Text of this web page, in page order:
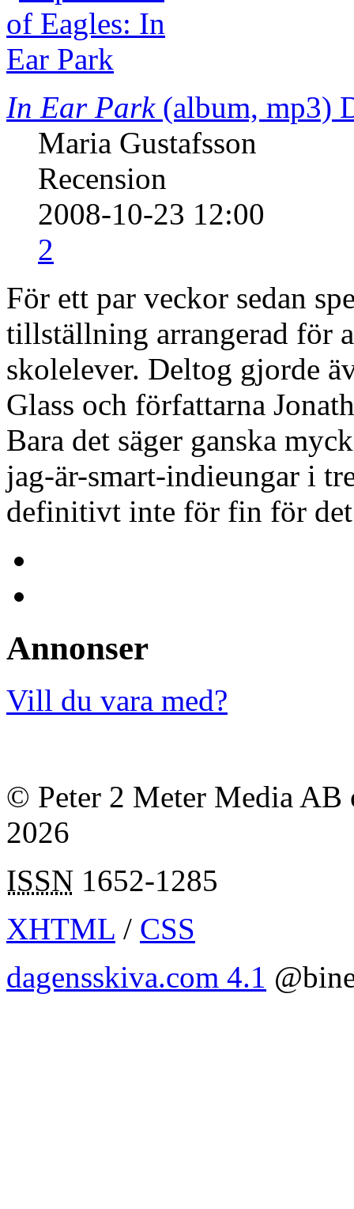
In Ear Park(album, mp3)
Maria Gustafsson
Recension
2008-10-23 12:00
2
För ett par veckor sedan
tillställning arrangerad för
skolelever. Deltog gjorde
Glass och författarna
Bara det säger ganska
jag-är-smart-indieungar i
definitivt inte för fin för
Annonser
Vill du vara med?
© Peter 2 Meter Media AB
2026
ISSN 1652-1285
XHTML / CSS
dagensskiva.com 4.1